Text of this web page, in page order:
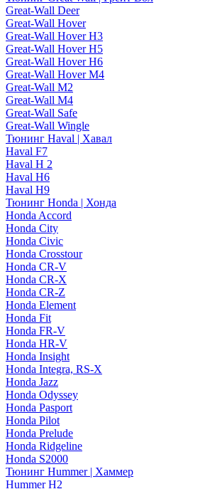
Great-Wall Deer
Great-Wall Hover
Great-Wall Hover H3
Great-Wall Hover H5
Great-Wall Hover H6
Great-Wall Hover M4
Great-Wall M2
Great-Wall M4
Great-Wall Safe
Great-Wall Wingle
Тюнинг Haval | Хавал
Haval F7
Haval H 2
Haval H6
Haval H9
Тюнинг Honda | Хонда
Honda Accord
Honda City
Honda Civic
Honda Crosstour
Honda CR-V
Honda CR-X
Honda CR-Z
Honda Element
Honda Fit
Honda FR-V
Honda HR-V
Honda Insight
Honda Integra, RS-X
Honda Jazz
Honda Odyssey
Honda Pasport
Honda Pilot
Honda Prelude
Honda Ridgeline
Honda S2000
Тюнинг Hummer | Хаммер
Hummer H2